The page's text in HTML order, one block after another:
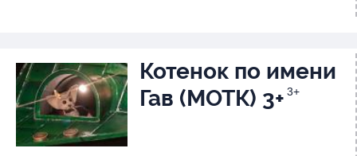
Котенок по имени
Гав (МОТК) 3+ 3+